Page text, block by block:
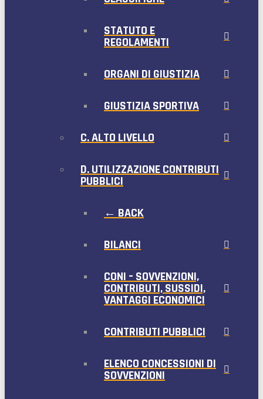
STATUTO E
REGOLAMENTI
ORGANI DI GIUSTIZIA
GIUSTIZIA SPORTIVA
C. ALTO LIVELLO
D. UTILIZZAZIONE CONTRIBUTI
PUBBLICI
← BACK
BILANCI
CONI – SOVVENZIONI,
CONTRIBUTI, SUSSIDI,
VANTAGGI ECONOMICI
CONTRIBUTI PUBBLICI
ELENCO CONCESSIONI DI
SOVVENZIONI